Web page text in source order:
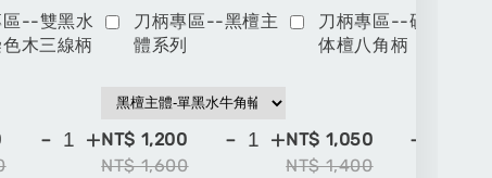
區--雙黑水
木三線柄
- +
刀柄專區--黑檀主
體系列
NT$ 1,200
NT$ 1,600
- +
刀柄專區--硬木一
体檀八角柄
NT$ 1,050
NT$ 1,400
-